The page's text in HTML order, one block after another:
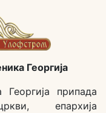
Георгија
припада
епархија